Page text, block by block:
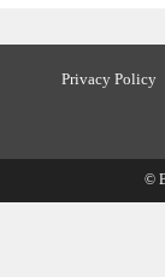
Privacy Policy
©